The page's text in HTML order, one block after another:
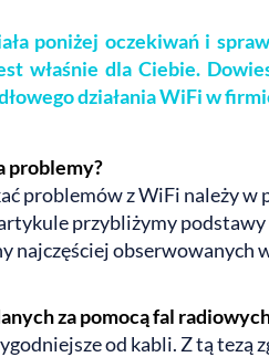
poniżej oczekiwań i
właśnie dla Ciebie.
działania WiFi w
problemy?
problemów z WiFi należy
przybliżymy
najczęściej obserwowanych
za pomocą fal
od kabli. Z tą tezą